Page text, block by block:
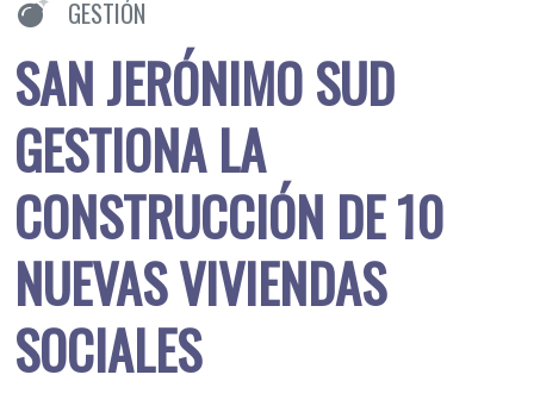
GESTIÓN
SAN JERÓNIMO SUD
GESTIONA LA
CONSTRUCCIÓN DE 10
NUEVAS VIVIENDAS
SOCIALES